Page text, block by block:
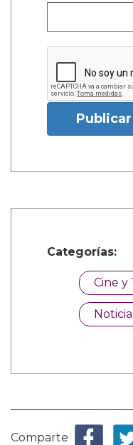
Categorías:
Cine y
Comparte